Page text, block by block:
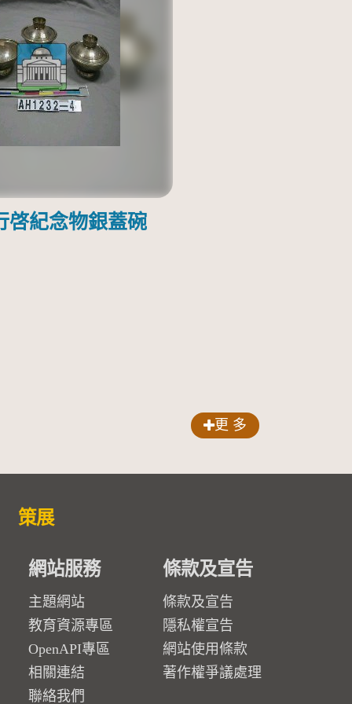
啓紀念物銀蓋碗
更 多
策展
網站服務
主題網站
教育資源專區
OpenAPI專區
相關連結
聯絡我們
條款及宣告
條款及宣告
隱私權宣告
網站使用條款
著作權爭議處理